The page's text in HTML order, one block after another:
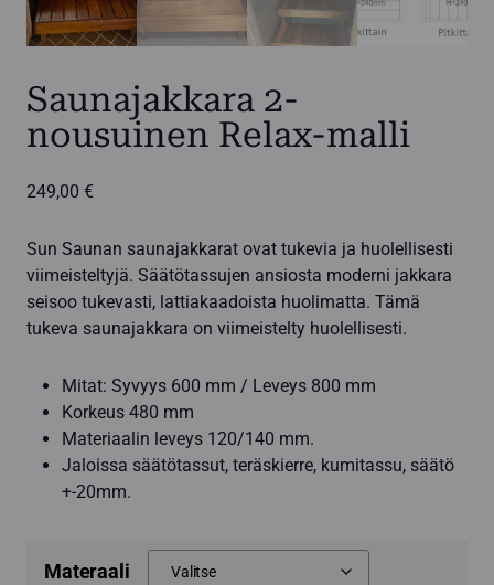
Saunajakkara 2-
nousuinen Relax-malli
249,00 €
Sun Saunan saunajakkarat ovat tukevia ja huolellisesti
viimeisteltyjä. Säätötassujen ansiosta moderni jakkara
seisoo tukevasti, lattiakaadoista huolimatta. Tämä
tukeva saunajakkara on viimeistelty huolellisesti.
Mitat: Syvyys 600 mm / Leveys 800 mm
Korkeus 480 mm
Materiaalin leveys 120/140 mm.
Jaloissa säätötassut, teräskierre, kumitassu, säätö
+-20mm.
Materaali